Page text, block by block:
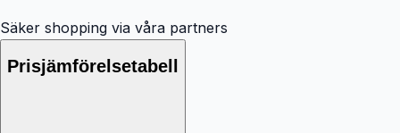
Säker shopping via våra partners
Prisjämförelsetabell